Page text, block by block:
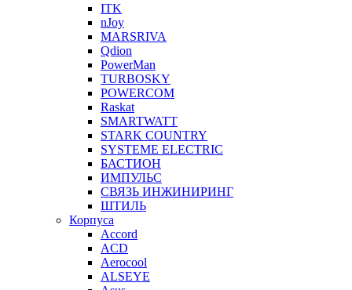
ITK
nJoy
MARSRIVA
Qdion
PowerMan
TURBOSKY
POWERCOM
Raskat
SMARTWATT
STARK COUNTRY
SYSTEME ELECTRIC
БАСТИОН
ИМПУЛЬС
СВЯЗЬ ИНЖИНИРИНГ
ШТИЛЬ
Корпуса
Accord
ACD
Aerocool
ALSEYE